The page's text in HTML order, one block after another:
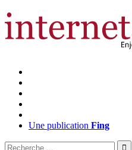
Une publication Fing